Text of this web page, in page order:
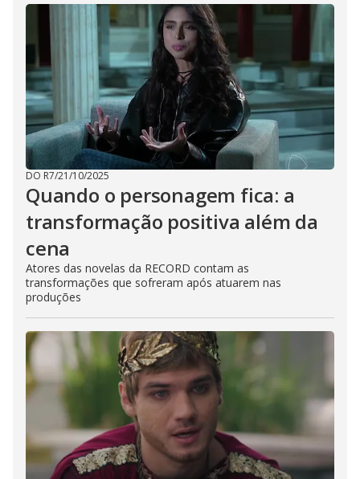
DO R7/21/10/2025
Quando o personagem fica: a
transformação positiva além da
cena
Atores das novelas da RECORD contam as
transformações que sofreram após atuarem nas
produções